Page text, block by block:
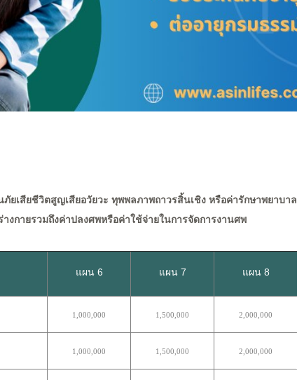
ภัยเสียชีวิตสูญเสียอวัยวะ ทุพพลภาพถาวรสิ้นเชิง หรือค่ารักษาพยาบาล
งกายรวมถึงค่าปลงศพหรือค่าใช้จ่ายในการจัดการงานศพ
แผน 6 แผน 7 แผน 8
1,000,000 1,500,000 2,000,000
1,000,000 1,500,000 2,000,000